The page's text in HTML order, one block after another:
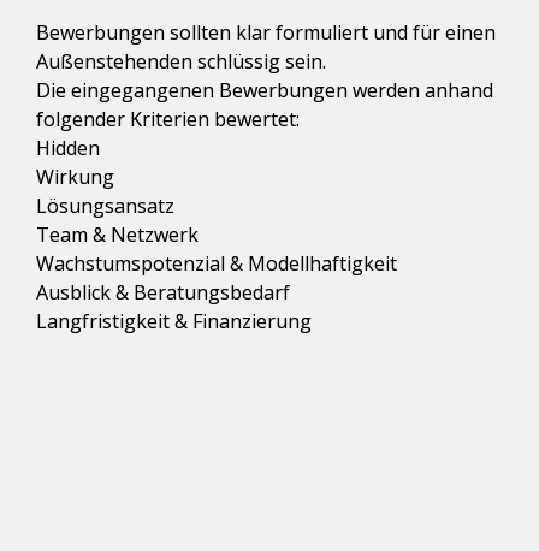
Bewerbungen sollten klar formuliert und für einen
Außenstehenden schlüssig sein.
Die eingegangenen Bewerbungen werden anhand
folgender Kriterien bewertet:
Hidden
Wirkung
Lösungsansatz
Team & Netzwerk
Wachstumspotenzial & Modellhaftigkeit
Ausblick & Beratungsbedarf
Langfristigkeit & Finanzierung